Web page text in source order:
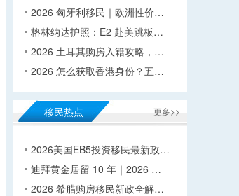
2026 匈牙利移民｜欧洲性价…
格林纳达护照：E2 赴美跳板…
2026 土耳其购房入籍攻略，…
2026 怎么获取香港身份？五…
更多>>
移民热点
2026美国EB5投资移民最新政…
迪拜黄金居留 10 年｜2026 …
2026 希腊购房移民新政全解…